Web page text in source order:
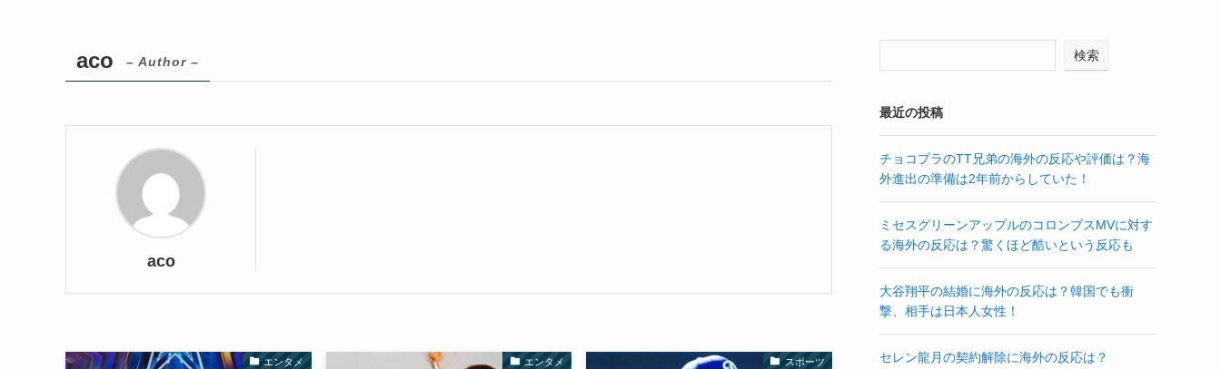
aco – Author –
aco
エンタメ エンタメ スポーツ
検索
最近の投稿
チョコプラのTT兄弟の海外の反応や評価は？海
外進出の準備は2年前からしていた！
ミセスグリーンアップルのコロンブスMVに対す
る海外の反応は？驚くほど酷いという反応も
大谷翔平の結婚に海外の反応は？韓国でも衝
撃、相手は日本人女性！
セレン龍月の契約解除に海外の反応は？